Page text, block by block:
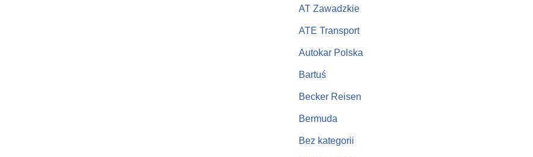
AT Zawadzkie
ATE Transport
Autokar Polska
Bartuś
Becker Reisen
Bermuda
Bez kategorii